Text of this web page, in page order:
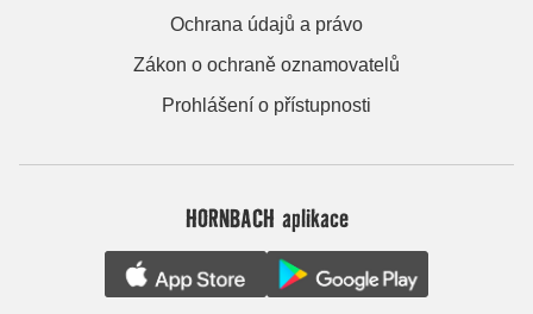
Ochrana údajů a právo
Zákon o ochraně oznamovatelů
Prohlášení o přístupnosti
HORNBACH aplikace